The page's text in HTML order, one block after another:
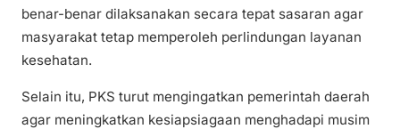
benar-benar dilaksanakan secara tepat sasaran agar
masyarakat tetap memperoleh perlindungan layanan
kesehatan.
Selain itu, PKS turut mengingatkan pemerintah daerah
agar meningkatkan kesiapsiagaan menghadapi musim